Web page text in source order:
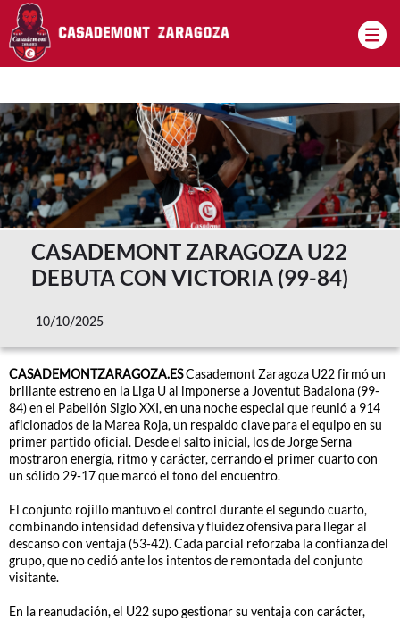
Pasar al contenido principal
CASADEMONT ZARAGOZA U22
DEBUTA CON VICTORIA (99-84)
10/10/2025
CASADEMONTZARAGOZA.ESCasademont Zaragoza U22 firmó un
brillante estreno en la Liga U al imponerse a Joventut Badalona (99-
84) en el Pabellón Siglo XXI, en una noche especial que reunió a 914
aficionados de la Marea Roja, un respaldo clave para el equipo en su
primer partido oficial. Desde el salto inicial, los de Jorge Serna
mostraron energía, ritmo y carácter, cerrando el primer cuarto con
un sólido 29-17 que marcó el tono del encuentro.
El conjunto rojillo mantuvo el control durante el segundo cuarto,
combinando intensidad defensiva y fluidez ofensiva para llegar al
descanso con ventaja (53-42). Cada parcial reforzaba la confianza del
grupo, que no cedió ante los intentos de remontada del conjunto
visitante.
En la reanudación, el U22 supo gestionar su ventaja con carácter,